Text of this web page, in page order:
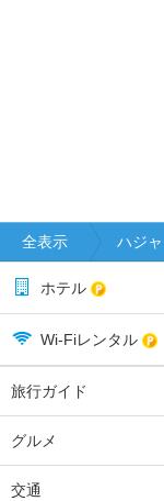
全表示 ハジ
ホテル
Wi-Fiレンタル
旅行ガイド
グルメ
交通